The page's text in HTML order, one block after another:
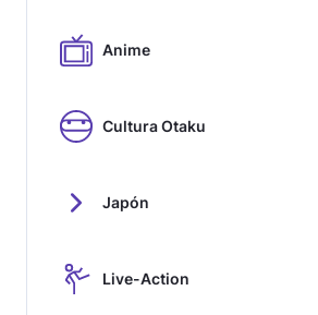
Anime
Cultura Otaku
Japón
Live-Action